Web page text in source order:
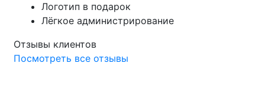
Логотип в подарок
Лёгкое администрирование
Отзывы клиентов
Посмотреть все отзывы